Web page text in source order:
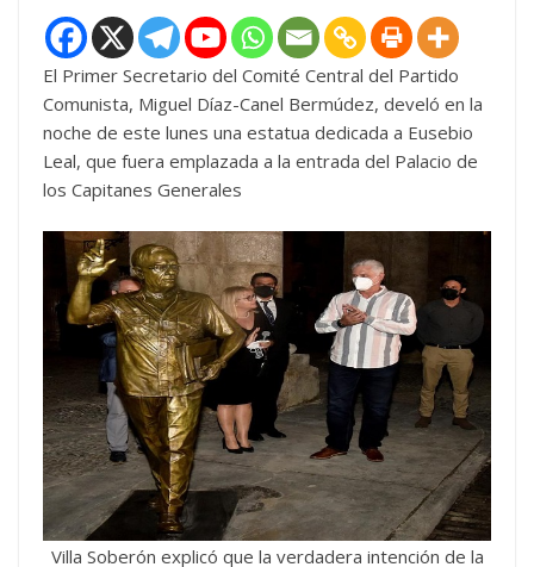
El Primer Secretario del Comité Central del Partido
Comunista, Miguel Díaz-Canel Bermúdez, develó en la
noche de este lunes una estatua dedicada a Eusebio
Leal, que fuera emplazada a la entrada del Palacio de
los Capitanes Generales
Villa Soberón explicó que la verdadera intención de la